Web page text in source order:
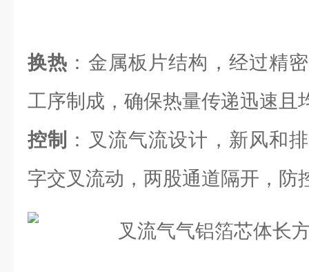
换热 ：金属板片结构，经过精
工序制成，确保热量传递迅速且
控制
：叉流气流设计，新风和
字交叉流动，两股通道隔开，防